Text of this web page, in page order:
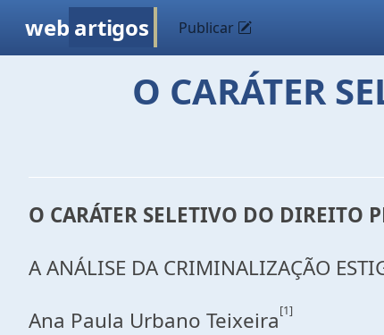
web artigos Publicar
O CARÁTER
O CARÁTER SELETIVO DO DIREITO
A ANÁLISE DA CRIMINALIZAÇÃO
Ana Paula Urbano Teixeira[1]